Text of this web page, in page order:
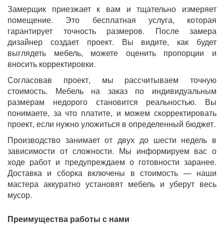
Замерщик приезжает к вам и тщательно измеряет
помещение. Это бесплатная услуга, которая
гарантирует точность размеров. После замера
дизайнер создает проект. Вы видите, как будет
выглядеть мебель, можете оценить пропорции и
вносить корректировки.
Согласовав проект, мы рассчитываем точную
стоимость. Мебель на заказ по индивидуальным
размерам недорого становится реальностью. Вы
понимаете, за что платите, и можем скорректировать
проект, если нужно уложиться в определенный бюджет.
Производство занимает от двух до шести недель в
зависимости от сложности. Мы информируем вас о
ходе работ и предупреждаем о готовности заранее.
Доставка и сборка включены в стоимость — наши
мастера аккуратно установят мебель и уберут весь
мусор.
Преимущества работы с нами